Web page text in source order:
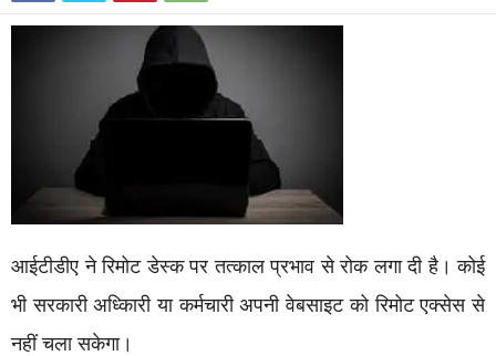
आईटीडीए ने रिमोट डेस्क पर तत्काल प्रभाव से रोक लगा दी है। कोई
भी सरकारी अध्किारी या कर्मचारी अपनी वेबसाइट को रिमोट एक्सेस से
नहीं चला सकेगा।